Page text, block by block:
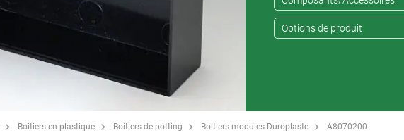
Options de produit
Boitiers en plastique Boitiers de potting Boitiers modules Duroplaste A8070200